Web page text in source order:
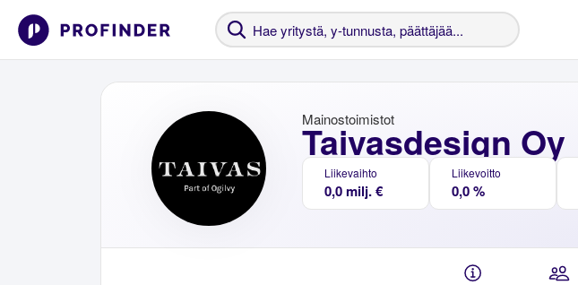
Taivasdesign Oy
Mainostoimistot
Liikevaihto
0,0 milj. €
Liikevoitto
0,0 %